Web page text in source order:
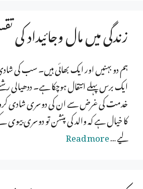
زندگی میں مال وجائیداد کی
ہم دو بہنیں اور ایک بھائی ہیں۔ سب کی
ایک برس پہلے انتقال ہوچکا ہے۔ ددھیالی
خدمت کی غرض سے ان کی دوسری شادی
کا خیال ہے کہ والد کی پنشن تو دوسری
لیے …Read more